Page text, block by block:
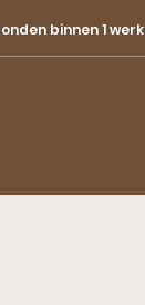
binnen 1